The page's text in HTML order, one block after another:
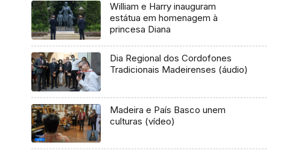
William e Harry inauguram
estátua em homenagem à
princesa Diana
Dia Regional dos Cordofones
Tradicionais Madeirenses (áudio)
Madeira e País Basco unem
culturas (vídeo)